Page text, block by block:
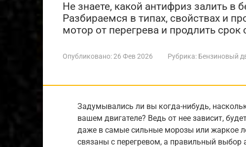
Не знаете, какой антифриз залить в
Разбираемся в типах, свойствах и
мотор от перегрева и продлить
Опубликовано:26 Фев 2026 Рубрика: Бензиновый
Задумывались ли вы когда-нибудь,
вашем двигателе? Ведь от нее зависит,
даже в самые сильные морозы или жаркое
связаны с перегревом, а правильный выбор